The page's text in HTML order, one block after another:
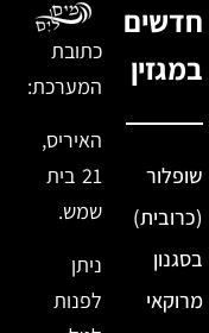
חדשים
במגזין
שופלור
(כרובית)
בסגנון
מרוקאי
כתובת
המערכת:
האיריס,
21 בית
שמש.
ניתן
לפנות